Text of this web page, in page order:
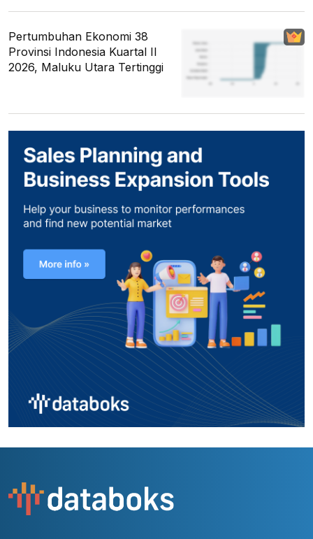
Pertumbuhan Ekonomi 38
Provinsi Indonesia Kuartal II
2026, Maluku Utara Tertinggi